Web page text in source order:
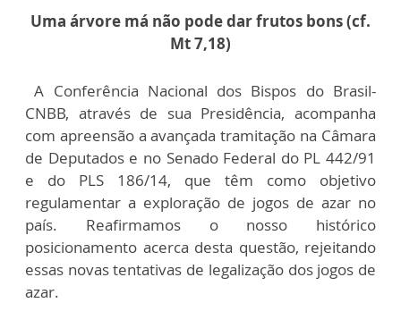
Uma árvore má não pode dar frutos bons (cf.
Mt 7,18)
A Conferência Nacional dos Bispos do Brasil-
CNBB, através de sua Presidência, acompanha
com apreensão a avançada tramitação na Câmara
de Deputados e no Senado Federal do PL 442/91
e do PLS 186/14, que têm como objetivo
regulamentar a exploração de jogos de azar no
país. Reafirmamos o nosso histórico
posicionamento acerca desta questão, rejeitando
essas novas tentativas de legalização dos jogos de
azar.